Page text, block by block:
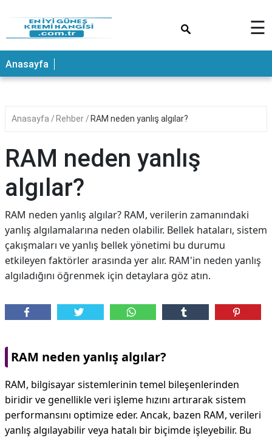
ANASAYFA
☰
Anasayfa
Anasayfa Rehber RAM neden yanlış algılar?
RAM neden yanlış
algılar?
RAM neden yanlış algılar? RAM, verilerin zamanındaki
yanlış algılamalarına neden olabilir. Bellek hataları, sistem
çakışmaları ve yanlış bellek yönetimi bu durumu
etkileyen faktörler arasında yer alır. RAM'in neden yanlış
algıladığını öğrenmek için detaylara göz atın.
RAM neden yanlış algılar?
RAM, bilgisayar sistemlerinin temel bileşenlerinden
biridir ve genellikle veri işleme hızını artırarak sistem
performansını optimize eder. Ancak, bazen RAM, verileri
yanlış algılayabilir veya hatalı bir biçimde işleyebilir. Bu